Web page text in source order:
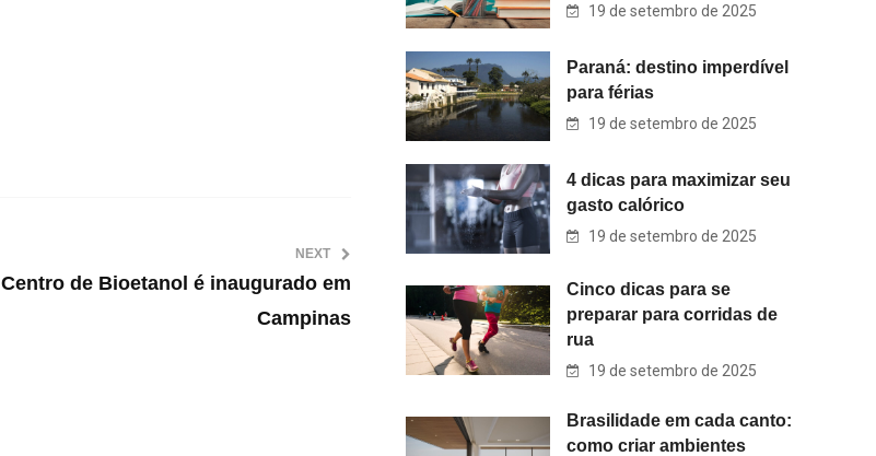
NEXT
Centro de Bioetanol é inaugurado em
Campinas
19 de setembro de 2025
Paraná: destino imperdível
para férias
19 de setembro de 2025
4 dicas para maximizar seu
gasto calórico
19 de setembro de 2025
Cinco dicas para se
preparar para corridas de
rua
19 de setembro de 2025
Brasilidade em cada canto:
como criar ambientes